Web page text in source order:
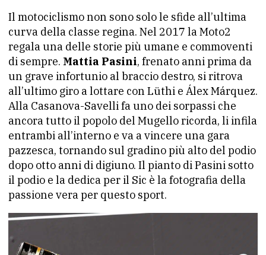
Il motociclismo non sono solo le sfide all’ultima
curva della classe regina. Nel 2017 la Moto2
regala una delle storie più umane e commoventi
di sempre. Mattia Pasini, frenato anni prima da
un grave infortunio al braccio destro, si ritrova
all’ultimo giro a lottare con Lüthi e Álex Márquez.
Alla Casanova-Savelli fa uno dei sorpassi che
ancora tutto il popolo del Mugello ricorda, li infila
entrambi all’interno e va a vincere una gara
pazzesca, tornando sul gradino più alto del podio
dopo otto anni di digiuno. Il pianto di Pasini sotto
il podio e la dedica per il Sic è la fotografia della
passione vera per questo sport.